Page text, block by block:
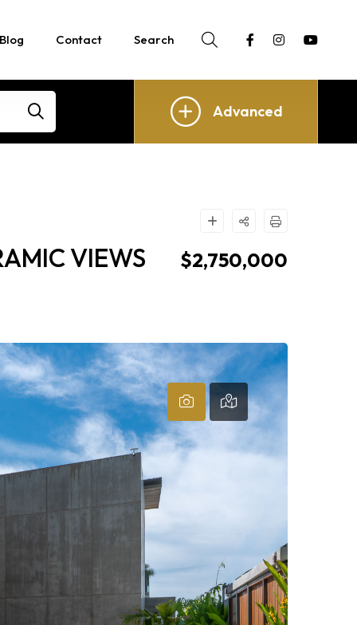
Blog Contact Search
Advanced
VIEWS
$2,750,000